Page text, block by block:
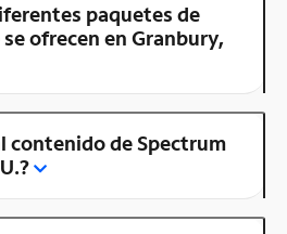
paquetes de
ofrecen en Granbury,
contenido de Spectrum